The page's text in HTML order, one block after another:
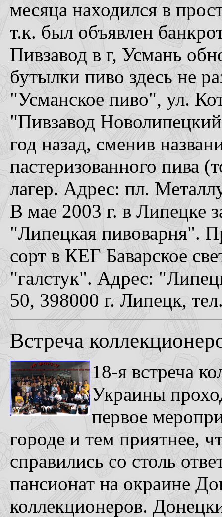
месяца находился в
т.к. был объявлен
Пивзавод в г, Усмань
бутылки пиво здесь не
"Усманское пиво", ул.
"Пивзавод
год назад, сменив
пастеризованного пива
лагер. Адрес: пл.
В мае 2003 г. в Липецке
"Липецкая пивоварня".
сорт в КЕГ Баварское
"галстук". Адрес:
50, 398000 г. Липецк,
Встреча
18-я встреча
Украины
первое
городе и тем приятнее,
справились со столь
пансионат на окраине
коллекционеров.